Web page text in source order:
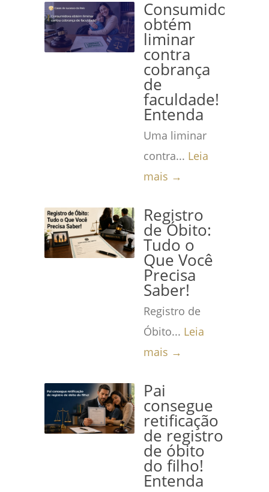
Consumidora
obtém
liminar
contra
cobrança
de
faculdade!
Entenda
Uma liminar
contra... Leia
mais →
Registro
de Óbito:
Tudo o
Que Você
Precisa
Saber!
Registro de
Óbito... Leia
mais →
Pai
consegue
retificação
de registro
de óbito
do filho!
Entenda